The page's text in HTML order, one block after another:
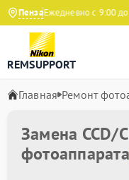
ПензаЕжедневно с 9:00 до
REMSUPPORT
Главная Ремонт
Замена CCD/
фотоаппарата